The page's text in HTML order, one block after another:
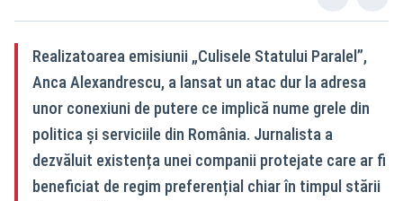
Realizatoarea emisiunii „Culisele Statului Paralel”,
Anca Alexandrescu, a lansat un atac dur la adresa
unor conexiuni de putere ce implică nume grele din
politica și serviciile din România. Jurnalista a
dezvăluit existența unei companii protejate care ar fi
beneficiat de regim preferențial chiar în timpul stării